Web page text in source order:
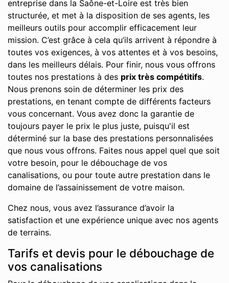
entreprise dans la Saône-et-Loire est très bien
structurée, et met à la disposition de ses agents, les
meilleurs outils pour accomplir efficacement leur
mission. C’est grâce à cela qu’ils arrivent à répondre à
toutes vos exigences, à vos attentes et à vos besoins,
dans les meilleurs délais. Pour finir, nous vous offrons
toutes nos prestations à des prix très compétitifs.
Nous prenons soin de déterminer les prix des
prestations, en tenant compte de différents facteurs
vous concernant. Vous avez donc la garantie de
toujours payer le prix le plus juste, puisqu'il est
déterminé sur la base des prestations personnalisées
que nous vous offrons. Faites nous appel quel que soit
votre besoin, pour le débouchage de vos
canalisations, ou pour toute autre prestation dans le
domaine de l’assainissement de votre maison.
Chez nous, vous avez l’assurance d’avoir la
satisfaction et une expérience unique avec nos agents
de terrains.
Tarifs et devis pour le débouchage de
vos canalisations